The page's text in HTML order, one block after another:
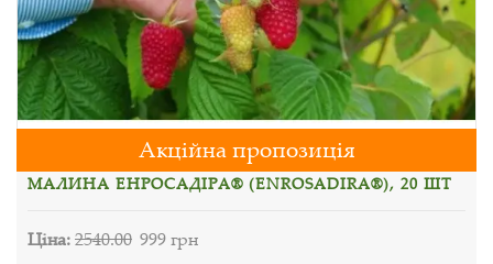
Акційна пропозиція
МАЛИНА ЕНРОСАДІРА® (ENROSADIRA®), 20 ШТ
Ціна:2540.00 999 грн